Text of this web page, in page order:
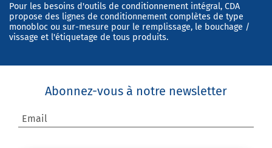
Pour les besoins d'outils de conditionnement intégral, CDA
propose des lignes de conditionnement complètes de type
monobloc ou sur-mesure pour le remplissage, le bouchage /
vissage et l'étiquetage de tous produits.
Abonnez-vous à notre newsletter
Email